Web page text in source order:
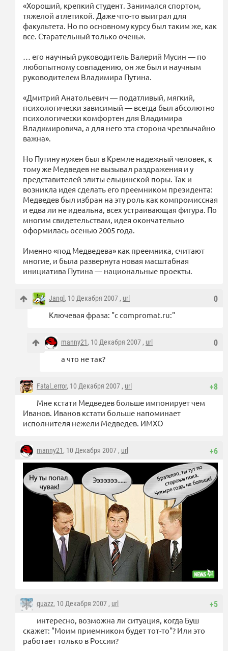
«Хороший, крепкий студент. Занимался спортом,
тяжелой атлетикой. Даже что-то выиграл для
факультета. Но по основному курсу был таким же, как
все. Старательный только очень».
… его научный руководитель Валерий Мусин — по
любопытному совпадению, он же был и научным
руководителем Владимира Путина.
«Дмитрий Анатольевич — податливый, мягкий,
психологически зависимый — всегда был абсолютно
психологически комфортен для Владимира
Владимировича, а для него эта сторона чрезвычайно
важна».
Но Путину нужен был в Кремле надежный человек, к
тому же Медведев не вызывал раздражения и у
представителей элиты ельцинской поры. Так и
возникла идея сделать его преемником президента:
Медведев был избран на эту роль как компромиссная
и едва ли не идеальна, всех устраивающая фигура. По
многим свидетельствам, идея окончательно
оформилась осенью 2005 года.
Именно «под Медведева» как преемника, считают
многие, и была развернута новая масштабная
инициатива Путина — национальные проекты.
0
Jangl , 10 Декабря 2007 , url
Ключевая фраза: "с compromat.ru:"
0
manny21, 10 Декабря 2007 , url
а что не так?
+8
Fatal_error, 10 Декабря 2007 , url
Мне кстати Медведев больше импонирует чем
Иванов. Иванов кстати больше напоминает
исполнителя нежели Медведев. ИМХО
+6
manny21, 10 Декабря 2007 , url
+5
quazz, 10 Декабря 2007 , url
интересно, возможна ли ситуация, когда Буш
скажет: "Моим приемником будет тот-то"? Или это
работает только в России?